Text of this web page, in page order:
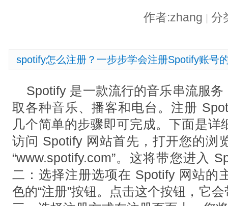
作者:zhang | 分
spotify怎么注册？一步步学会注册Spotify账号
Spotify 是一款流行的音乐串流服
取各种音乐、播客和电台。注册
几个简单的步骤即可完成。下面是详
访问 Spotify 网站首先，打开您的浏
“www.spotify.com”。这将带您进入
二：选择注册选项在 Spotify 网站的
色的“注册”按钮。点击这个按钮，它